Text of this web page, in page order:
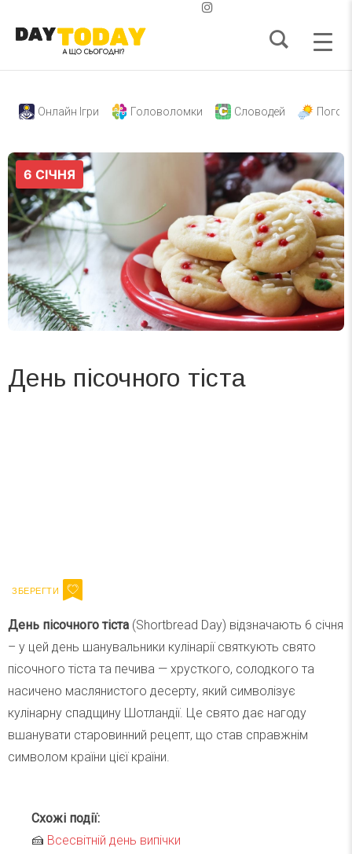
Онлайн Ігри Головоломки Словодей
День пісочного тіста
День пісочного тіста (Shortbread Day) відзначають 6 січня
– у цей день шанувальники кулінарії святкують свято
пісочного тіста та печива — хрусткого, солодкого та
насичено маслянистого десерту, який символізує
кулінарну спадщину Шотландії. Це свято дає нагоду
вшанувати старовинний рецепт, що став справжнім
символом країни цієї країни.
Схожі події:
🍰 Всесвітній день випічки